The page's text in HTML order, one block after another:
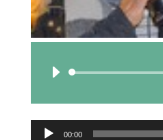
Lecteur
00:00